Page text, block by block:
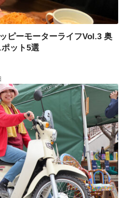
ピーモーターライフVol.3 奥
ット5選